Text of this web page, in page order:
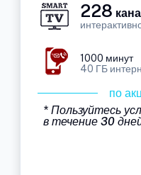
228
1000 минут
40 ГБ
по
* Пользуйтесь
в течение 30